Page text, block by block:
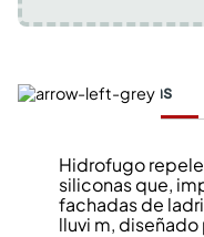
Características
Hidrofugo
siliconas que,
fachadas de
lluvi m, diseñado